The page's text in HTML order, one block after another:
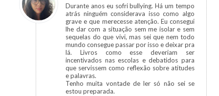
Durante anos eu sofri bullying. Há um tempo
atrás ninguém considerava isso como algo
grave e que merecesse atenção. Eu consegui
lhe dar com a situação sem me isolar e sem
sequelas do que vivi, mas sei que nem todo
mundo consegue passar por isso e deixar pra
lá. Livros como esse deveriam ser
incentivados nas escolas e debatidos para
que servissem como reflexão sobre atitudes
e palavras.
Tenho muita vontade de ler só não sei se
estou preparada.